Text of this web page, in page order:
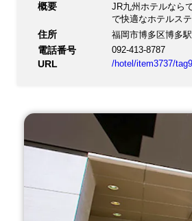
概要
JR九州ホテルなら
で快適なホテルス
住所 福岡市博多区博多
電話番号 092-413-8787
URL /hotel/item3737/